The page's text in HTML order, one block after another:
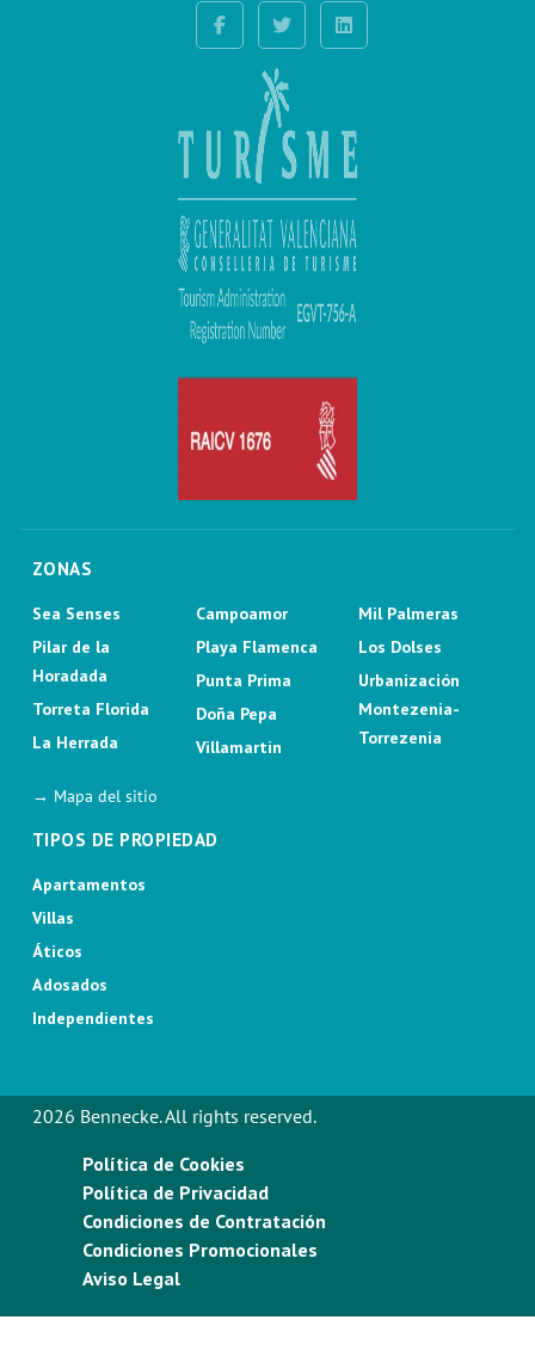
ZONAS
Sea Senses
Pilar de la
Horadada
Torreta Florida
La Herrada
Campoamor
Playa Flamenca
Punta Prima
Doña Pepa
Villamartin
Mil Palmeras
Los Dolses
Urbanización
Montezenia-
Torrezenia
→ Mapa del sitio
TIPOS DE PROPIEDAD
Apartamentos
Villas
Áticos
Adosados
Independientes
2026 Bennecke. All rights reserved.
Política de Cookies
Política de Privacidad
Condiciones de Contratación
Condiciones Promocionales
Aviso Legal